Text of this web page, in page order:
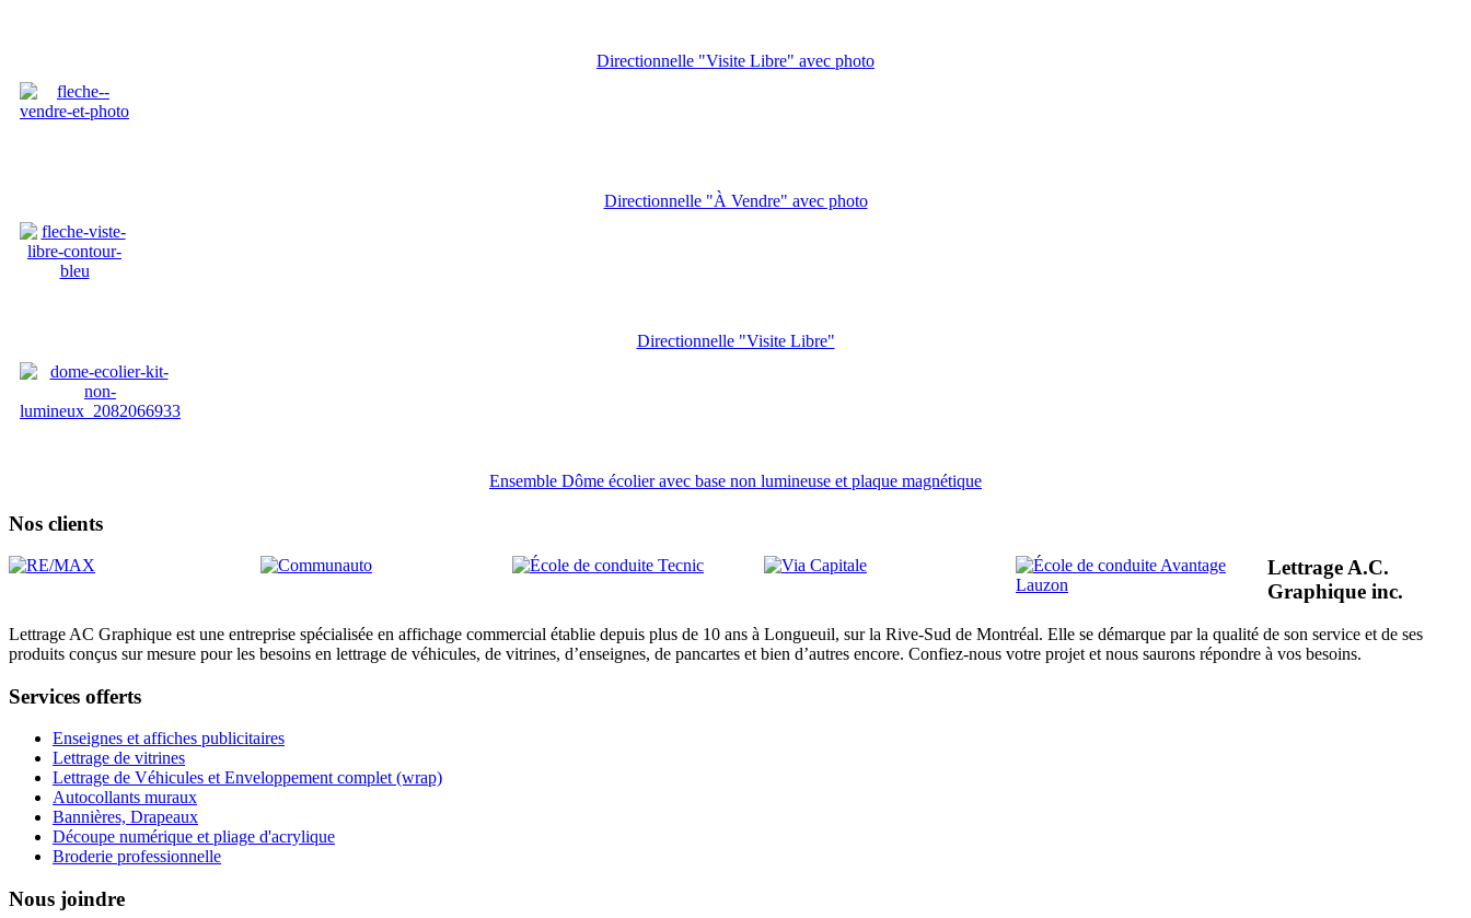
Directionnelle "Visite Libre" avec photo
Directionnelle "À Vendre" avec photo
Directionnelle "Visite Libre"
Ensemble Dôme écolier avec base non lumineuse et plaque magnétique
Nos clients
Lettrage A.C.
Graphique inc.
Lettrage AC Graphique est une entreprise spécialisée en affichage commercial établie depuis plus de 10 ans à Longueuil, sur la Rive-Sud de Montréal. Elle se démarque par la qualité de son service et de ses
produits conçus sur mesure pour les besoins en lettrage de véhicules, de vitrines, d’enseignes, de pancartes et bien d’autres encore. Confiez-nous votre projet et nous saurons répondre à vos besoins.
Services offerts
Enseignes et affiches publicitaires
Lettrage de vitrines
Lettrage de Véhicules et Enveloppement complet (wrap)
Autocollants muraux
Bannières, Drapeaux
Découpe numérique et pliage d'acrylique
Broderie professionnelle
Nous joindre